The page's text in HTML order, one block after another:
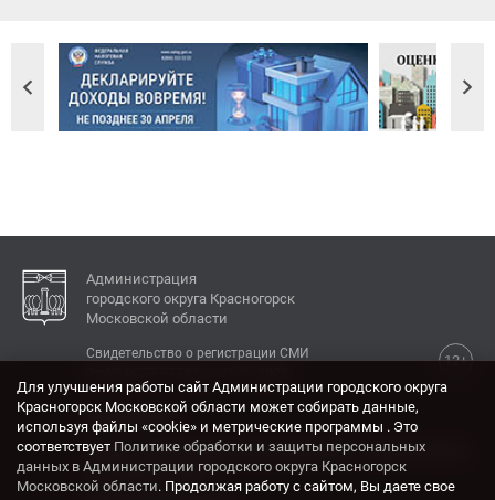
Администрация
городского округа Красногорск
Московской области
12+
Свидетельство о регистрации СМИ
КОНТАКТЫ
Адрес: 143404, Московская область, г. Красногорск,
ул. Ленина, дом 4.
Для улучшения работы сайт Администрации городского округа
Красногорск Московской области может собирать данные,
используя файлы «cookie» и метрические программы . Это
соответствует Политике обработки и защиты персональных
данных в Администрации городского округа Красногорск
Московской области. Продолжая работу с сайтом, Вы даете свое